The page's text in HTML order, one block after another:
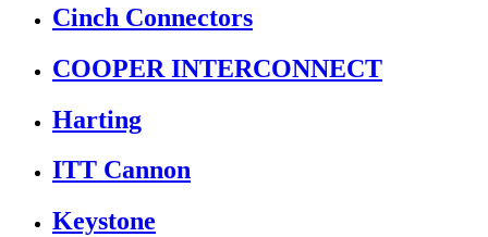
Cinch Connectors
COOPER INTERCONNECT
Harting
ITT Cannon
Keystone